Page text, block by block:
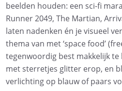
beelden houden: een sci-fi
Runner 2049, The Martian,
laten nadenken én je visueel
thema van met ‘space food’
tegenwoordig best makkelijk
met sterretjes glitter erop, en
verlichting op blauw of paars